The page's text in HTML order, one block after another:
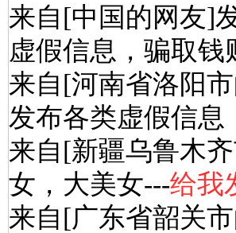
来自[中国的网友]
虚假信息，骗取钱
来自[河南省洛阳
发布各类虚假信息
来自[新疆乌鲁木
女，大美女---给我
来自[广东省韶关